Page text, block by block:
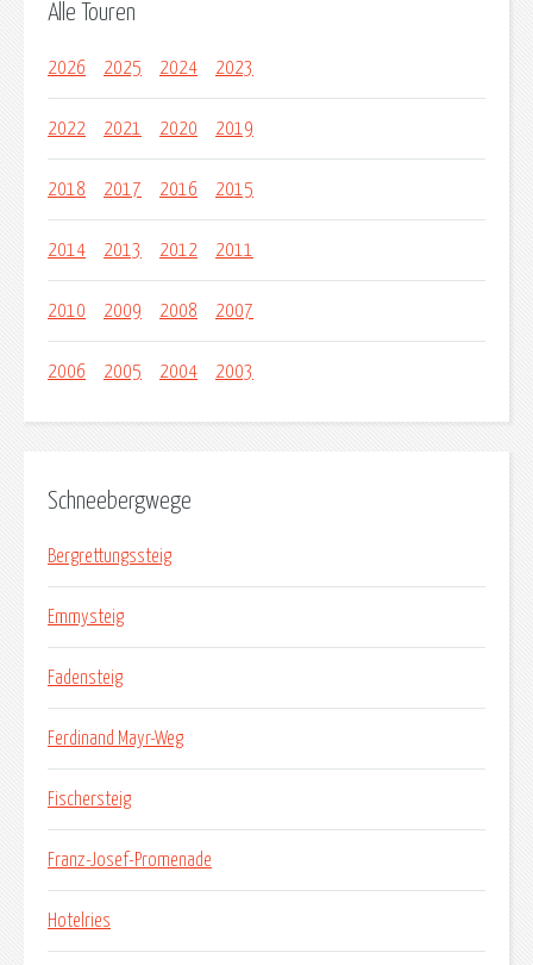
Alle Touren
2026 2025 2024 2023
2022 2021 2020 2019
2018 2017 2016 2015
2014 2013 2012 2011
2010 2009 2008 2007
2006 2005 2004 2003
Schneebergwege
Bergrettungssteig
Emmysteig
Fadensteig
Ferdinand Mayr-Weg
Fischersteig
Franz-Josef-Promenade
Hotelries